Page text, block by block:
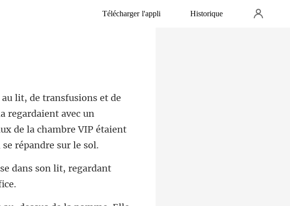
Télécharger l'appli Historique
regardaient avec un
dans son lit, regardant